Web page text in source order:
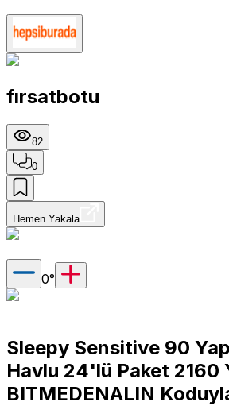
fırsatbotu
82
0
Hemen Yakala
0°
Sleepy Sensitive 90
Havlu 24'lü Paket 2160
BITMEDENALIN